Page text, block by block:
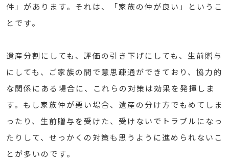
件」があります。それは、「家族の仲が良い」というこ
とです。
遺産分割にしても、評価の引き下げにしても、生前贈与
にしても、ご家族の間で意思疎通ができており、協力的
な関係にある場合に、これらの対策は効果を発揮しま
す。もし家族仲が悪い場合、遺産の分け方でもめてしま
ったり、生前贈与を受けた、受けないでトラブルになっ
たりして、せっかくの対策も思うように進められないこ
とが多いのです。